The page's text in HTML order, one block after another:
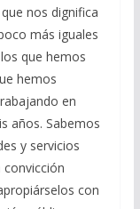
nos dignifica
más iguales
que hemos
hemos
en
años. Sabemos
y servicios
con